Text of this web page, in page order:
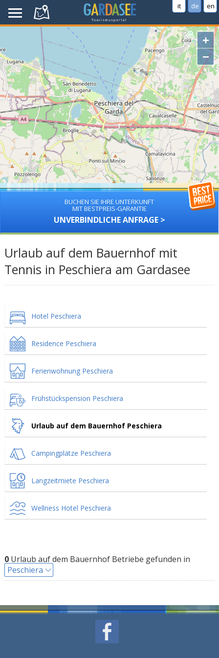
it de en
+
−
BUCHEN SIE IHRE UNTERKUNFT
MIT BESTPREIS-GARANTIE
UNVERBINDLICHE ANFRAGE >
Urlaub auf dem Bauernhof mit
Tennis in Peschiera am Gardasee
Hotel Peschiera
Residence Peschiera
Ferienwohnung Peschiera
Frühstückspension Peschiera
Urlaub auf dem Bauernhof Peschiera
Campingplätze Peschiera
Langzeitmiete Peschiera
Wellness Hotel Peschiera
0Urlaub auf dem Bauernhof Betriebe gefunden in
Peschiera